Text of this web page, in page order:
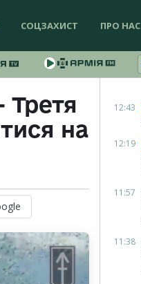
СОЦЗАХИСТ ПРО НАС
Третя
на
12:43
12:19
11:57
11:38